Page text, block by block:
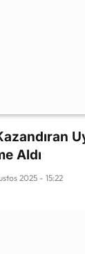
Aldı
2025 - 15:22